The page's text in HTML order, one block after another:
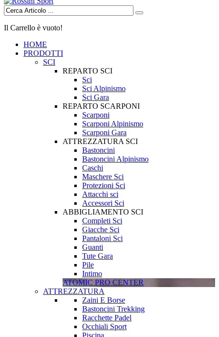
Il Carrello è vuoto!
HOME
PRODOTTI
SCI
REPARTO SCI
Sci
Sci Alpinismo
Sci Gara
REPARTO SCARPONI
Scarponi
Scarponi Alpinismo
Scarponi Gara
ATTREZZATURA SCI
Bastoncini
Bastoncini Alpinismo
Caschi
Maschere Sci
Protezioni Sci
Attacchi sci
Accessori Sci
ABBIGLIAMENTO SCI
Completi Sci
Giacche Sci
Pantaloni Sci
Guanti
Tute Gara
Pile
Intimo
ATOMIC PRO CENTER
ATTREZZATURA
Zaini E Borse
Bastoncini Trekking
Racchette Padel
Occhiali Sport